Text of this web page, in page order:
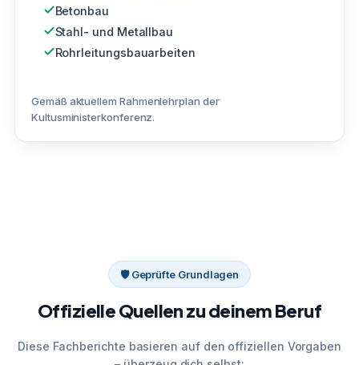
Betonbau
Stahl- und Metallbau
Rohrleitungsbauarbeiten
Gemäß aktuellem Rahmenlehrplan der
Kultusministerkonferenz.
🛡 Geprüfte Grundlagen
Offizielle Quellen zu deinem Beruf
Diese Fachberichte basieren auf den offiziellen Vorgaben